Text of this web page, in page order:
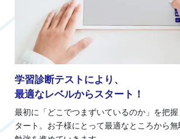
学習診断テストにより、
最適なレベルからスタート！
最初に「どこでつまずいているのか」を把
タート。お子様にとって最適なところから無